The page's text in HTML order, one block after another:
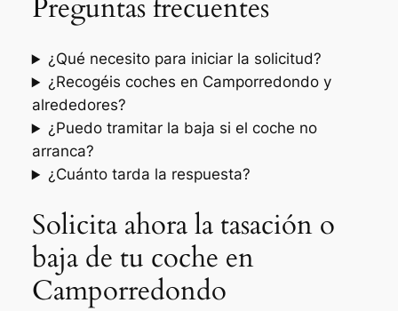
Preguntas frecuentes
¿Qué necesito para iniciar la solicitud?
¿Recogéis coches en Camporredondo y
alrededores?
¿Puedo tramitar la baja si el coche no
arranca?
¿Cuánto tarda la respuesta?
Solicita ahora la tasación o
baja de tu coche en
Camporredondo